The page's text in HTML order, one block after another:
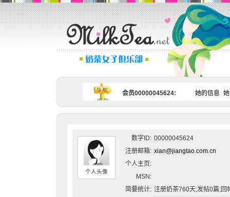
会员00000045624: 她的信息
个人头像
数字ID: 00000045624
注册邮箱: xian@jiangtao.com.cn
个人主页:
MSN:
简要统计: 注册奶茶760天;发帖0篇;回